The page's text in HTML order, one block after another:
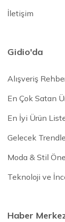
İletişim
Gidio'da
Alışveriş
En Çok Satan
En İyi Ürün
Gelecek
Moda & Stil
Teknoloji ve
Haber